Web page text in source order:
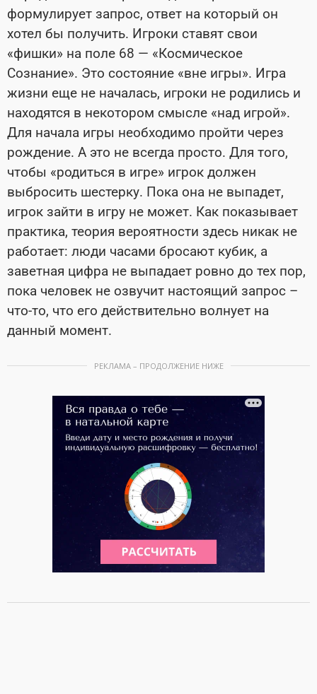
формулирует запрос, ответ на который он
хотел бы получить. Игроки ставят свои
«фишки» на поле 68 — «Космическое
Сознание». Это состояние «вне игры». Игра
жизни еще не началась, игроки не родились и
находятся в некотором смысле «над игрой».
Для начала игры необходимо пройти через
рождение. А это не всегда просто. Для того,
чтобы «родиться в игре» игрок должен
выбросить шестерку. Пока она не выпадет,
игрок зайти в игру не может. Как показывает
практика, теория вероятности здесь никак не
работает: люди часами бросают кубик, а
заветная цифра не выпадает ровно до тех пор,
пока человек не озвучит настоящий запрос –
что-то, что его действительно волнует на
данный момент.
РЕКЛАМА – ПРОДОЛЖЕНИЕ НИЖЕ